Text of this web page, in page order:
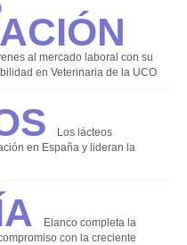
al mercado laboral con su
en Veterinaria de la UCO
Los lácteos
en España y lideran la
Elanco completa la
con la creciente